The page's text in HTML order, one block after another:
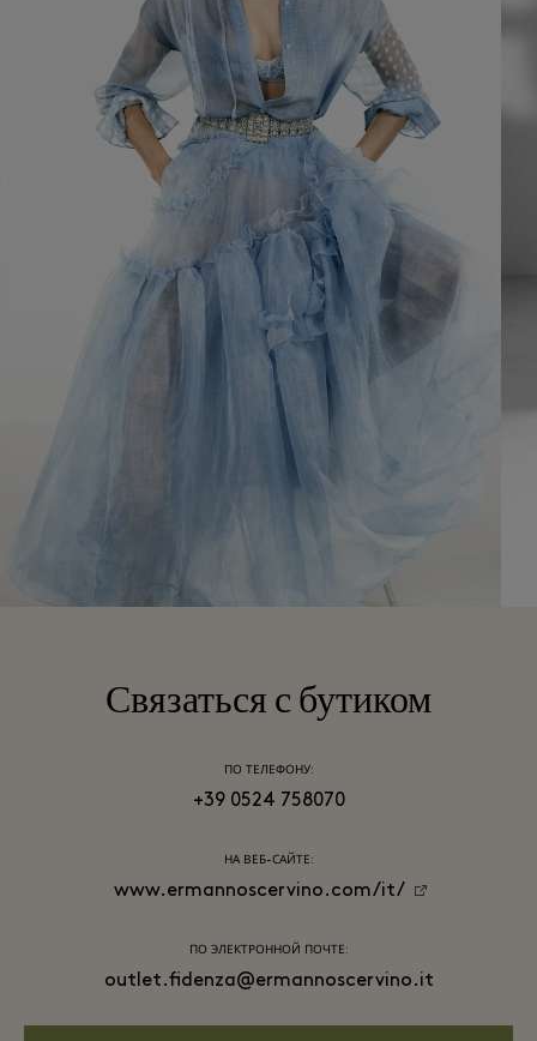
Связаться с бутиком
ПО ТЕЛЕФОНУ:
+39 0524 758070
НА ВЕБ-САЙТЕ:
www.ermannoscervino.com/it/
ПО ЭЛЕКТРОННОЙ ПОЧТЕ:
outlet.fidenza@ermannoscervino.it